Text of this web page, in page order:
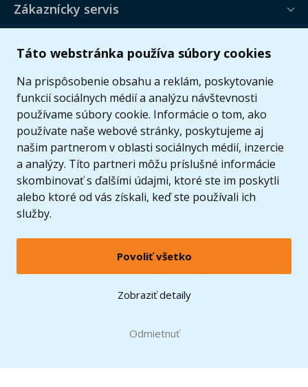
Táto webstránka používa súbory cookies
Na prispôsobenie obsahu a reklám, poskytovanie
funkcií sociálnych médií a analýzu návštevnosti
používame súbory cookie. Informácie o tom, ako
používate naše webové stránky, poskytujeme aj
našim partnerom v oblasti sociálnych médií, inzercie
a analýzy. Títo partneri môžu príslušné informácie
skombinovať s ďalšími údajmi, ktoré ste im poskytli
alebo ktoré od vás získali, keď ste používali ich
služby.
Povoliť všetko
Zobraziť detaily
Odmietnuť
Zákaznícky servis
© 2005 - 2026 Copyright 4kids.sk
LEGO, logo LEGO a minifigúrka sú ochrannými známkami spoločnosti LEGO Group. ©
2024 The LEGO Group.
Zobraziť verziu pre desktop
Doprava zadarmopri nákupe od